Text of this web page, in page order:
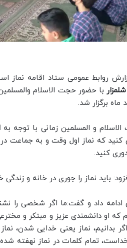
روابط عمومی ستاد اقامه نماز
با حضور حجت الاسلام
ماه برگزار شد.
و المسلمین زمانی با توجه به
کنید که نماز اول وقت و به جماعت در
کنید.
باید نماز را جوری در خانه و
ادامه داد و گفت:ما اگر شخصی را
که او دانشمندی عزیز و مبتکر و
بدانیم، نماز یعنی خدایی شدن،
تمام کلمات در نماز نهفته